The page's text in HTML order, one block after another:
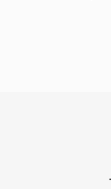
同様に適し
す。レシー